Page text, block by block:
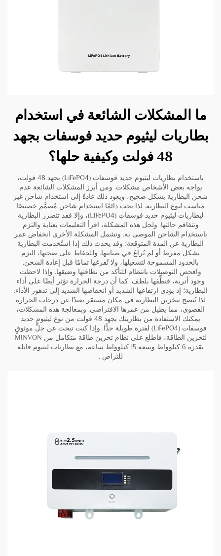
ما المشكلات الشائعة في استخدام
بطاريات ليثيوم حديد فوسفات بجهد
48 فولت وكيفية حلها؟
باستخدام بطاريات ليثيوم حديد فوسفات (LiFePO4) بجهد 48 فولت،
يواجه بعض الأشخاص مشكلات. ومن أبرز المشكلات الشائعة عدم
شحن البطارية بشكل صحيح، ويعود ذلك عادةً إلى استخدام شاحن غير
مناسب لنوع البطارية. لذا يجب دائمًا استخدام شاحن مُصمَّم خصيصًا
لبطاريات ليثيوم حديد فوسفات (LiFePO4)، وإلا فقد تتضرر البطارية
وتتفاقم حالتها. ولحل هذه المشكلة، اقرأ التعليمات بعناية والتزم
باستخدام الشاحن الموصى به. وتشمل المشكلة الأخرى انخفاض عمر
البطارية عن المدة المتوقعة؛ وقد يحدث ذلك إذا استُخدمت البطارية
بشكل مفرط أو لم تُراعَ في صيانتها. وللحفاظ على صحتها، التزم
بالحدود المسموحة لتشغيلها، ولا تُفرغها تمامًا قبل إعادة الشحن.
وافحص التوصيلات بانتظام للتأكد من نظافتها وضيقها. وإذا لاحظت
وجود أتربة، فنظِّفها بلطف. كما أن درجة الحرارة تؤثر أيضًا على أداء
البطارية؛ إذ يؤدي ارتفاعها الشديد أو انخفاضها الشديد إلى تدهور الأداء.
لذا يُنصح بتخزين البطارية في مكان مستقر بعيدًا عن درجات الحرارة
القصوى، مما يطيل من عمرها الافتراضي. وبمعالجة هذه المشكلات،
يمكنك الاستفادة من بطاريتك بجهد 48 فولت من نوع ليثيوم حديد
فوسفات (LiFePO4) لفترة طويلة جدًّا. وإذا كنت تبحث عن حلٍّ موثوقٍ
لتخزين الطاقة، فاطلع على
نظام تخزين طاقة متكامل من MINVON
بقدرة 6 كيلوواط وسعة 15 كيلوواط ساعة، مع بطاريات ليثيوم قابلة
للتراص.